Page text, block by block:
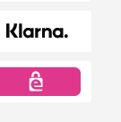
Pia